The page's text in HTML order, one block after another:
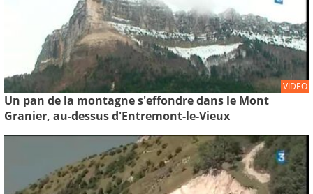
VIDEO
Un pan de la montagne s'effondre dans le Mont
Granier, au-dessus d'Entremont-le-Vieux